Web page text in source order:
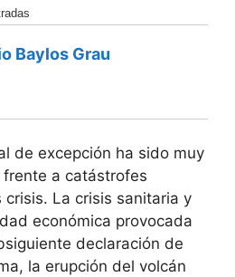
Baylos Grau
de excepción ha sido muy
a catástrofes
La crisis sanitaria y
económica provocada
declaración de
la erupción del volcán